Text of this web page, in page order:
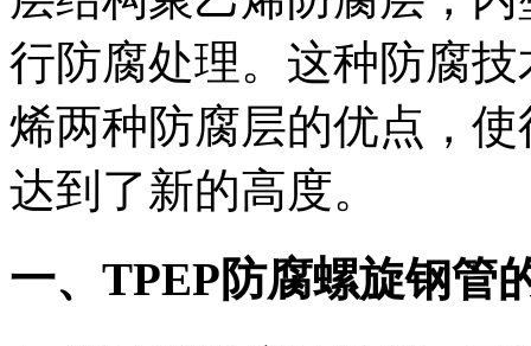
行防腐处理。这种防腐
烯两种防腐层的优点，
达到了新的高度。
一、TPEP防腐螺旋钢管